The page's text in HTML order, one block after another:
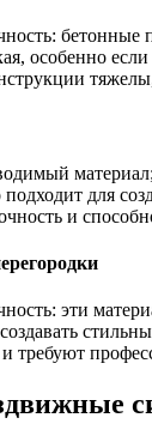
бетонные
особенно
подходит для
и
эти
требуют